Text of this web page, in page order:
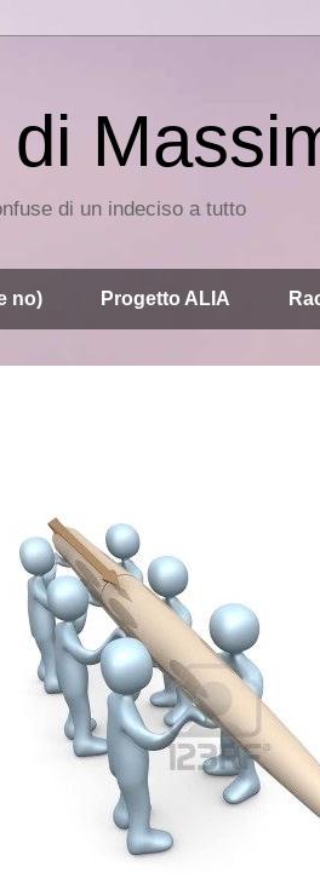
di un indeciso a tutto
no) Progetto ALIA